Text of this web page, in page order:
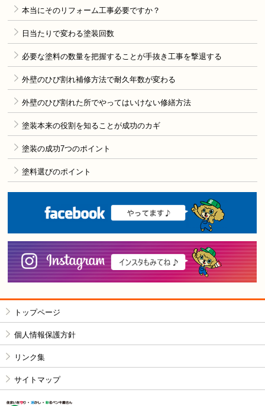
本当にそのリフォーム工事必要ですか？
日当たりで変わる塗装回数
必要な塗料の数量を把握することが手抜き工事を撃退する
外壁のひび割れ補修方法で耐久年数が変わる
外壁のひび割れた所でやってはいけない修繕方法
塗装本来の役割を知ることが成功のカギ
塗装の成功7つのポイント
塗料選びのポイント
トップページ
個人情報保護方針
リンク集
サイトマップ